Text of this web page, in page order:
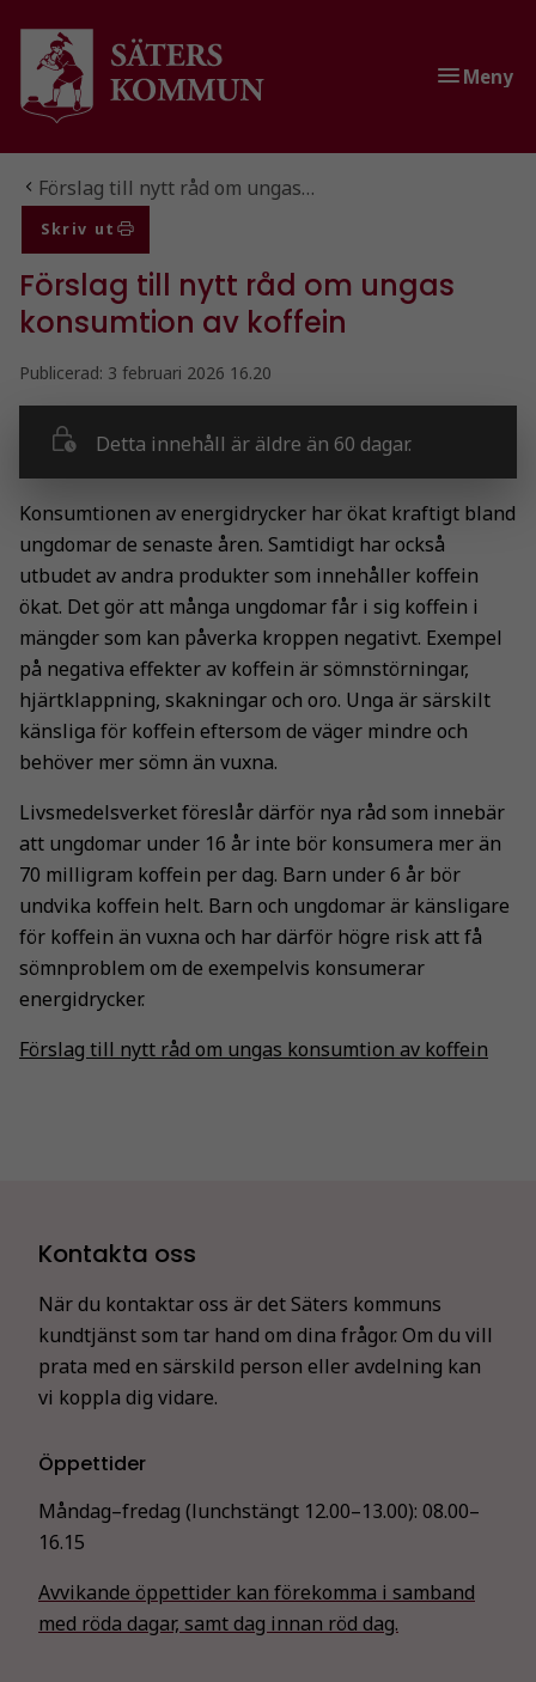
Gå till innehåll
Gå till huvudmeny
Meny
Du är här:
Förslag till nytt råd om ungas…
Skriv ut
Förslag till nytt råd om ungas
konsumtion av koffein
Publicerad: 3 februari 2026 16.20
Detta innehåll är äldre än 60 dagar.
Konsumtionen av energidrycker har ökat kraftigt bland
ungdomar de senaste åren. Samtidigt har också
utbudet av andra produkter som innehåller koffein
ökat. Det gör att många ungdomar får i sig koffein i
mängder som kan påverka kroppen negativt. Exempel
på negativa effekter av koffein är sömnstörningar,
hjärtklappning, skakningar och oro. Unga är särskilt
känsliga för koffein eftersom de väger mindre och
behöver mer sömn än vuxna.
Livsmedelsverket föreslår därför nya råd som innebär
att ungdomar under 16 år inte bör konsumera mer än
70 milligram koffein per dag. Barn under 6 år bör
undvika koffein helt. Barn och ungdomar är känsligare
för koffein än vuxna och har därför högre risk att få
sömnproblem om de exempelvis konsumerar
energidrycker.
Förslag till nytt råd om ungas konsumtion av koffein
Kontakta oss
När du kontaktar oss är det Säters kommuns
kundtjänst som tar hand om dina frågor. Om du vill
prata med en särskild person eller avdelning kan
vi koppla dig vidare.
Öppettider
Måndag–fredag (lunchstängt 12.00–13.00): 08.00–
16.15
Avvikande öppettider kan förekomma i samband
med röda dagar, samt dag innan röd dag.